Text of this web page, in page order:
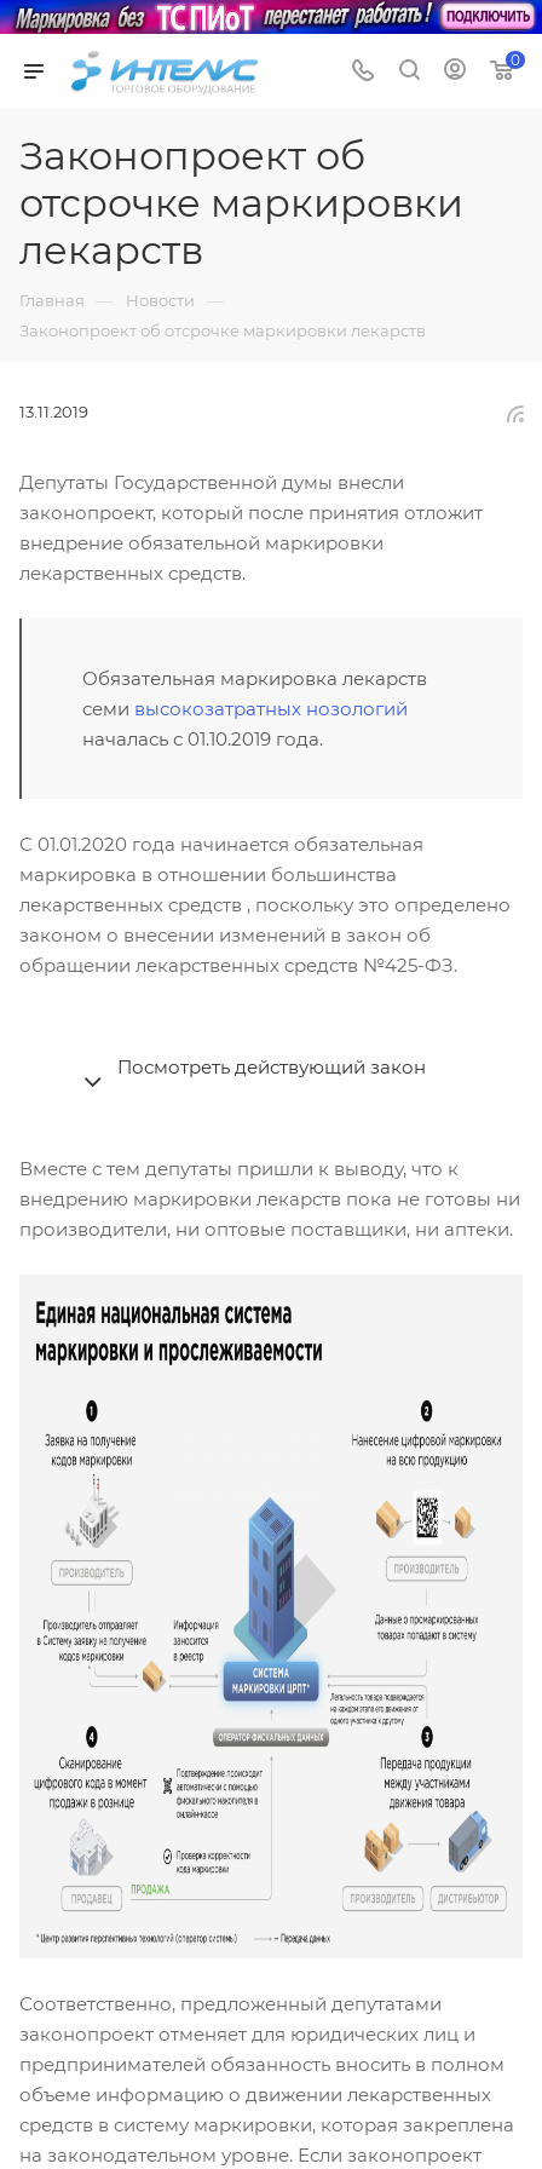
0
Законопроект об
отсрочке маркировки
лекарств
Главная — Новости —
Законопроект об отсрочке маркировки лекарств
13.11.2019
Депутаты Государственной думы внесли
законопроект, который после принятия отложит
внедрение обязательной маркировки
лекарственных средств.
Обязательная маркировка лекарств
семи высокозатратных нозологий
началась с 01.10.2019 года.
С 01.01.2020 года начинается обязательная
маркировка в отношении большинства
лекарственных средств , поскольку это определено
законом о внесении изменений в закон об
обращении лекарственных средств №425-ФЗ.
Посмотреть действующий закон
Вместе с тем депутаты пришли к выводу, что к
внедрению маркировки лекарств пока не готовы ни
производители, ни оптовые поставщики, ни аптеки.
Соответственно, предложенный депутатами
законопроект отменяет для юридических лиц и
предпринимателей обязанность вносить в полном
объеме информацию о движении лекарственных
средств в систему маркировки, которая закреплена
на законодательном уровне. Если законопроект